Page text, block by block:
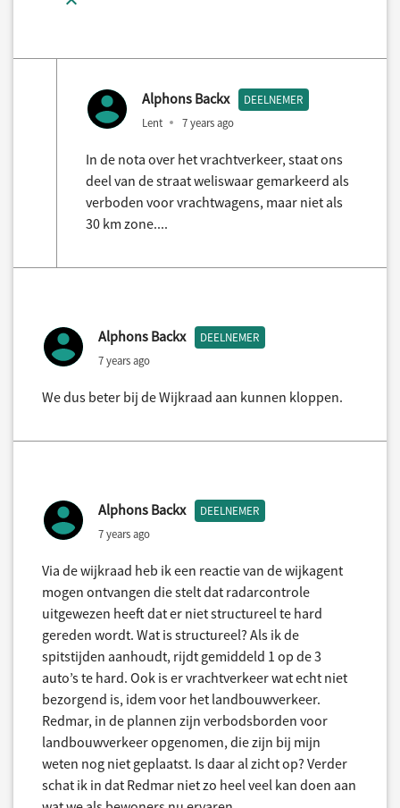
Alphons Backx DEELNEMER
Lent 7 years ago
In de nota over het vrachtverkeer, staat ons
deel van de straat weliswaar gemarkeerd als
verboden voor vrachtwagens, maar niet als
30 km zone....
Alphons Backx DEELNEMER
7 years ago
We dus beter bij de Wijkraad aan kunnen kloppen.
Alphons Backx DEELNEMER
7 years ago
Via de wijkraad heb ik een reactie van de wijkagent
mogen ontvangen die stelt dat radarcontrole
uitgewezen heeft dat er niet structureel te hard
gereden wordt. Wat is structureel? Als ik de
spitstijden aanhoudt, rijdt gemiddeld 1 op de 3
auto’s te hard. Ook is er vrachtverkeer wat echt niet
bezorgend is, idem voor het landbouwverkeer.
Redmar, in de plannen zijn verbodsborden voor
landbouwverkeer opgenomen, die zijn bij mijn
weten nog niet geplaatst. Is daar al zicht op? Verder
schat ik in dat Redmar niet zo heel veel kan doen aan